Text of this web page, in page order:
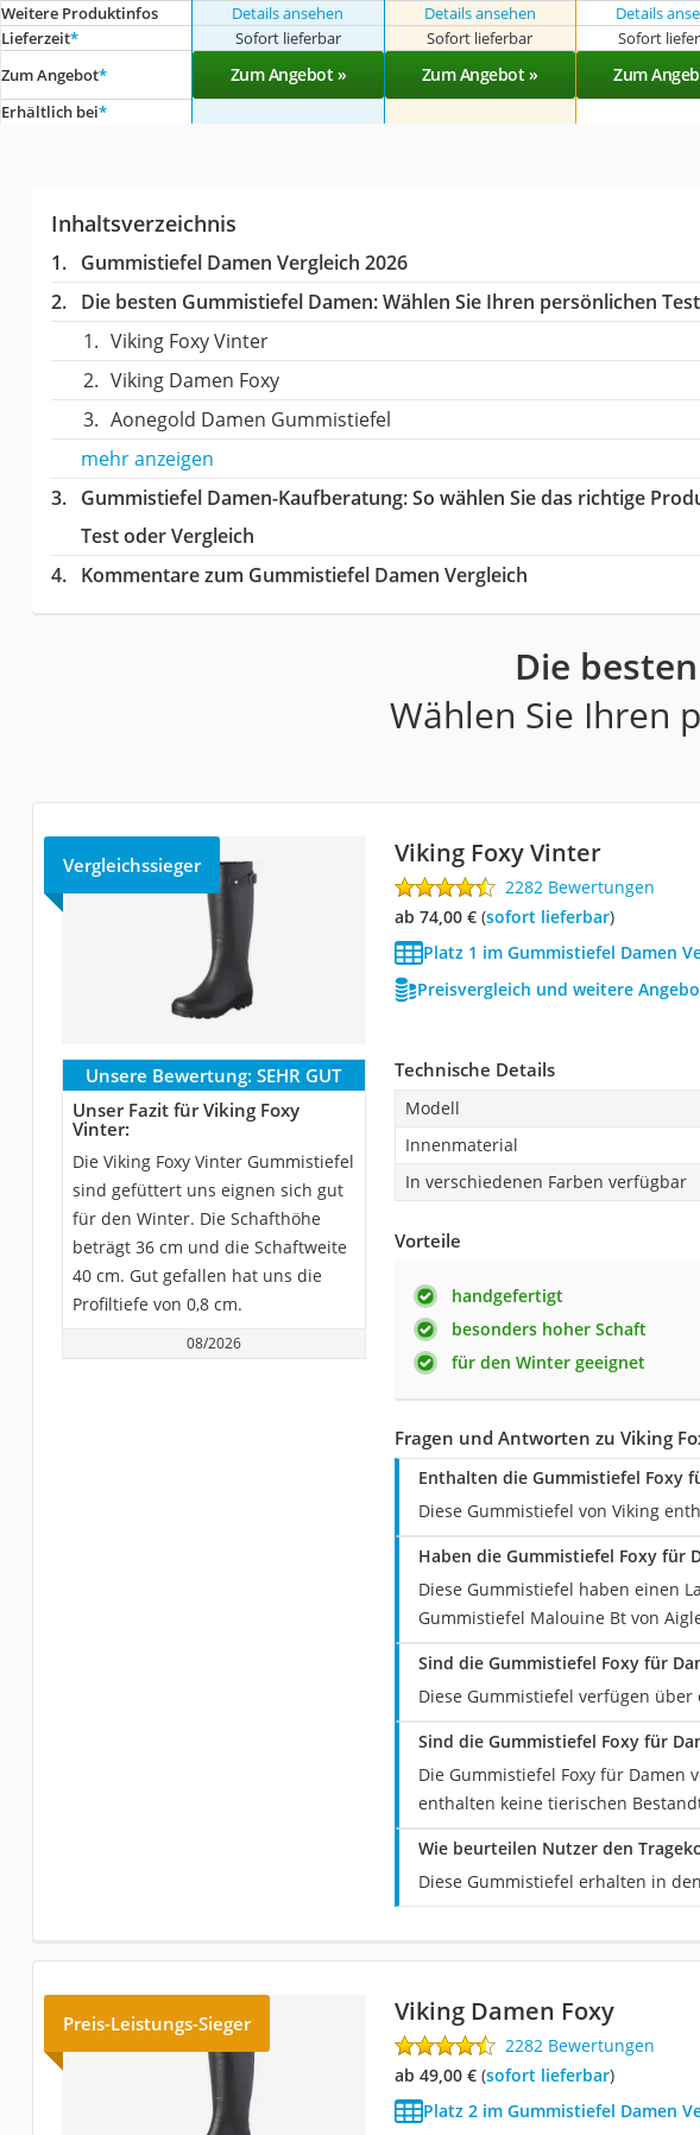
Weitere Produktinfos Details ansehen Details ansehen Details
Lieferzeit* Sofort lieferbar Sofort lieferbar Sofort
Zum Angebot* Zum Angebot » Zum Angebot » Zum
Erhältlich bei*
Inhaltsverzeichnis
Gummistiefel Damen Vergleich 2026
Die besten Gummistiefel Damen:Wählen Sie Ihren persönlichen
Viking Foxy Vinter
Viking Damen Foxy
Aonegold Damen Gummistiefel
mehr anzeigen
Gummistiefel Damen-Kaufberatung: So wählen Sie das richtige
Test oder Vergleich
Kommentare zum Gummistiefel Damen Vergleich
Die
Wählen Sie Ihren
Vergleichssieger Viking Foxy Vinter
2282 Bewertungen
ab 74,00 €( Sofort lieferbar)
Platz 1 im Gummistiefel Damen
Preisvergleich und weitere
Unsere Bewertung: SEHR GUT
Unser Fazit für Viking Foxy
Vinter:
Die Viking Foxy Vinter Gummistiefel
sind gefüttert uns eignen sich gut
für den Winter. Die Schafthöhe
beträgt 36 cm und die Schaftweite
40 cm. Gut gefallen hat uns die
Profiltiefe von 0,8 cm.
08/2026
Technische Details
Modell
Innenmaterial
In verschiedenen Farben verfügbar
Vorteile
handgefertigt
besonders hoher Schaft
für den Winter geeignet
Fragen und Antworten zu Viking
Enthalten die Gummistiefel Foxy
Diese Gummistiefel von Viking
Haben die Gummistiefel Foxy für
Diese Gummistiefel haben einen
Gummistiefel Malouine Bt von
Sind die Gummistiefel Foxy für
Diese Gummistiefel verfügen
Sind die Gummistiefel Foxy für
Die Gummistiefel Foxy für Damen
enthalten keine tierischen
Wie beurteilen Nutzer den
Diese Gummistiefel erhalten in
Preis-Leistungs-Sieger Viking Damen Foxy
2282 Bewertungen
ab 49,00 €( Sofort lieferbar)
Platz 2 im Gummistiefel Damen